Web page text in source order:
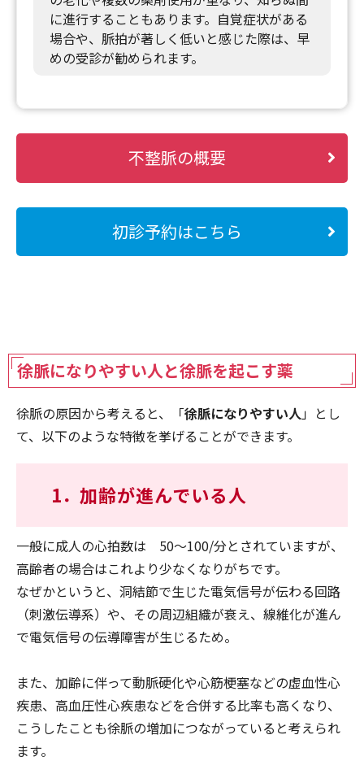
に進行することもあります。自覚症状がある
場合や、脈拍が著しく低いと感じた際は、早
めの受診が勧められます。
不整脈の概要
初診予約はこちら
徐脈になりやすい人と徐脈を起こす薬
徐脈の原因から考えると、「徐脈になりやすい人」とし
て、以下のような特徴を挙げることができます。
1． 加齢が進んでいる人
一般に成人の心拍数は 50〜100/分とされていますが、
高齢者の場合はこれより少なくなりがちです。
なぜかというと、洞結節で生じた電気信号が伝わる回路
（刺激伝導系）や、その周辺組織が衰え、線維化が進ん
で電気信号の伝導障害が生じるため。
また、加齢に伴って動脈硬化や心筋梗塞などの虚血性心
疾患、高血圧性心疾患などを合併する比率も高くなり、
こうしたことも徐脈の増加につながっていると考えられ
ます。